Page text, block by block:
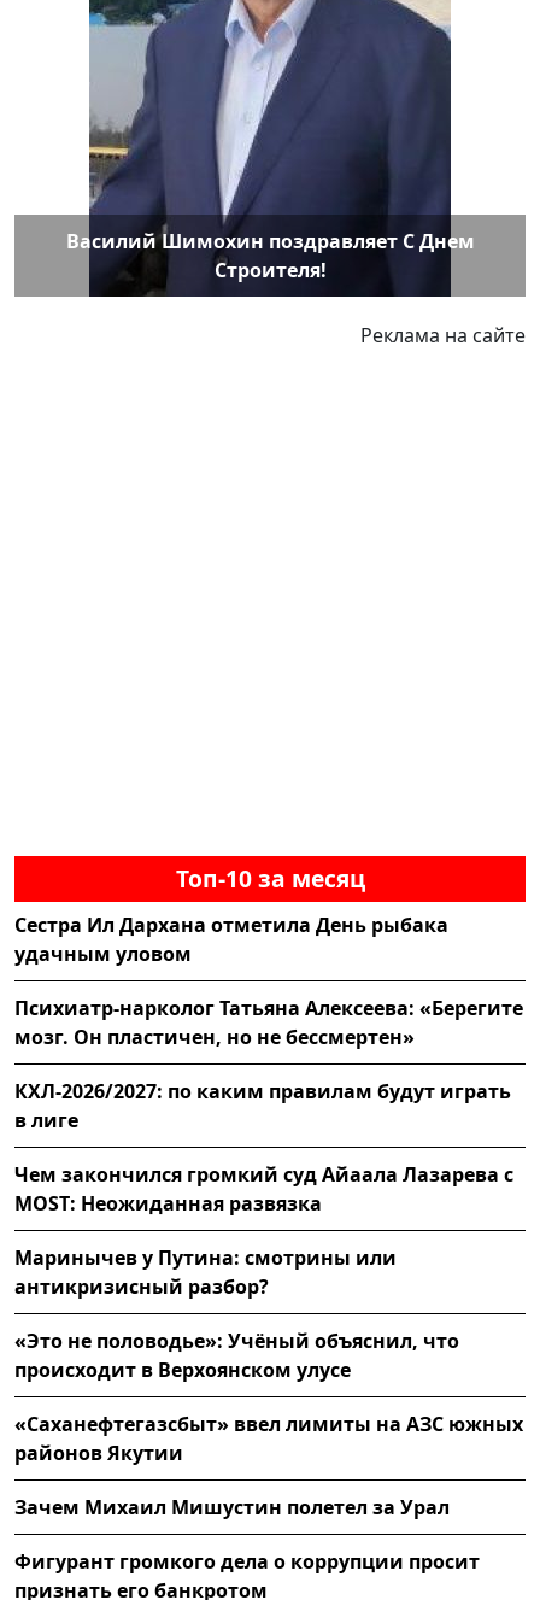
Василий Шимохин поздравляет С Днем
Строителя!
Реклама на сайте
Топ-10 за месяц
Сестра Ил Дархана отметила День рыбака
удачным уловом
Психиатр-нарколог Татьяна Алексеева: «Берегите
мозг. Он пластичен, но не бессмертен»
КХЛ-2026/2027: по каким правилам будут играть
в лиге
Чем закончился громкий суд Айаала Лазарева с
MOST: Неожиданная развязка
Маринычев у Путина: смотрины или
антикризисный разбор?
«Это не половодье»: Учёный объяснил, что
происходит в Верхоянском улусе
«Саханефтегазсбыт» ввел лимиты на АЗС южных
районов Якутии
Зачем Михаил Мишустин полетел за Урал
Фигурант громкого дела о коррупции просит
признать его банкротом